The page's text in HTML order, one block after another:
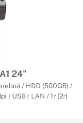
24"
/ HDD (500GB) /
/ USB / LAN / 1r (2r)